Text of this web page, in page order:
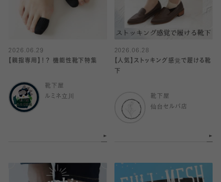
2026.06.29
【親指専用】！？ 機能性靴下特集
靴下屋
ルミネ立川
2026.06.28
【人気】ストッキング感覚で履ける靴
下
靴下屋
仙台セルバ店